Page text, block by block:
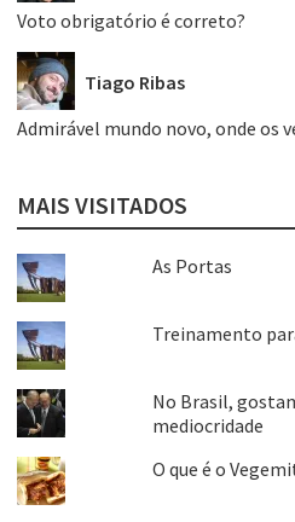
Voto obrigatório é correto?
Tiago Ribas
Admirável mundo novo, onde os
MAIS VISITADOS
As Portas
Treinamento
No Brasil,
mediocridade
O que é o